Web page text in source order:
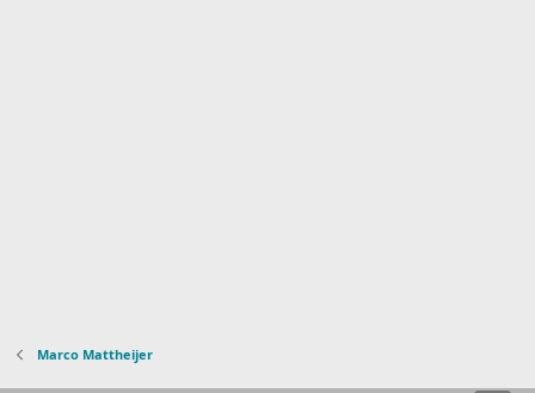
Marco Mattheijer